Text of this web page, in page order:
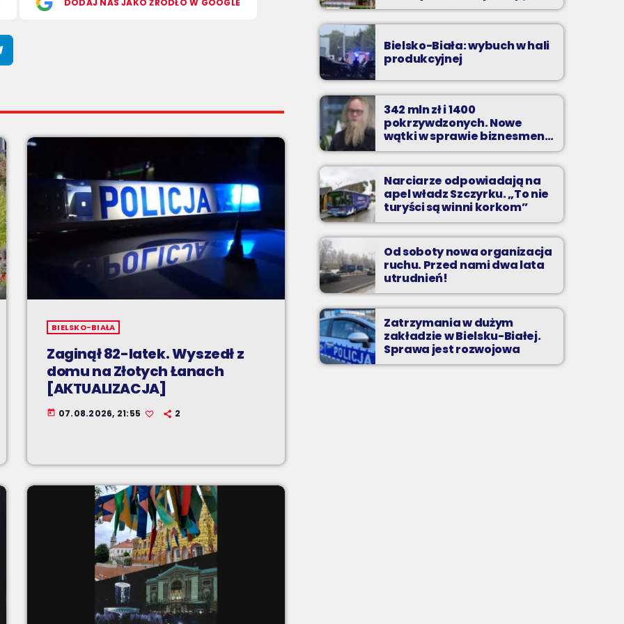
DODAJ NAS JAKO ŹRÓDŁO W GOOGLE
BIELSKO-BIAŁA
Zaginął 82-latek. Wyszedł z
domu na Złotych Łanach
[AKTUALIZACJA]
today 07.08.2026, 21:55 2
zarzuty
Bielsko-Biała: wybuch w hali
produkcyjnej
342 mln zł i 1400
pokrzywdzonych. Nowe
wątki w sprawie biznesmena
z Bielska-Białej
Narciarze odpowiadają na
apel władz Szczyrku. „To nie
turyści są winni korkom”
Od soboty nowa organizacja
ruchu. Przed nami dwa lata
utrudnień!
Zatrzymania w dużym
zakładzie w Bielsku-Białej.
Sprawa jest rozwojowa